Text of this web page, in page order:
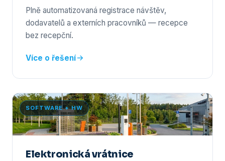
Plně automatizovaná registrace návštěv,
dodavatelů a externích pracovníků — recepce
bez recepční.
Více o řešení
SOFTWARE + HW
Elektronická vrátnice